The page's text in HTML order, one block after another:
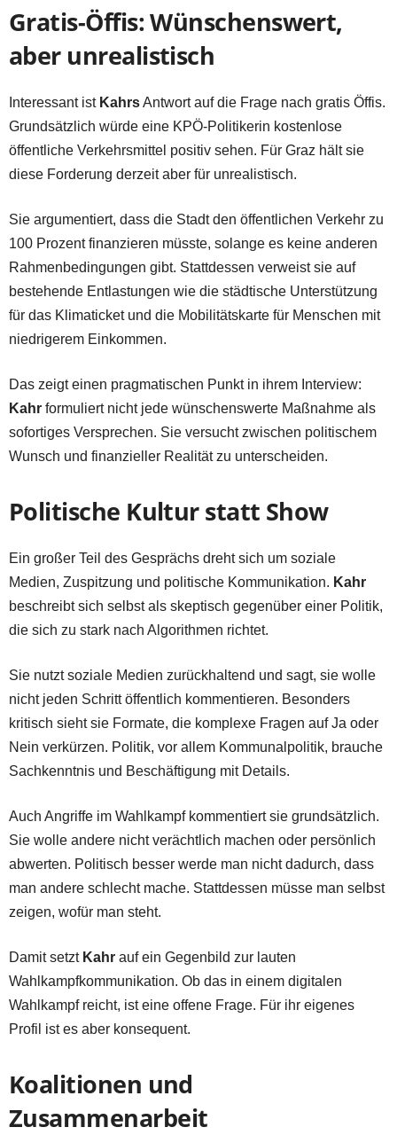
Gratis-Öffis: Wünschenswert,
aber unrealistisch
Interessant ist KahrsAntwort auf die Frage nach gratis Öffis.
Grundsätzlich würde eine KPÖ-Politikerin kostenlose
öffentliche Verkehrsmittel positiv sehen. Für Graz hält sie
diese Forderung derzeit aber für unrealistisch.
Sie argumentiert, dass die Stadt den öffentlichen Verkehr zu
100 Prozent finanzieren müsste, solange es keine anderen
Rahmenbedingungen gibt. Stattdessen verweist sie auf
bestehende Entlastungen wie die städtische Unterstützung
für das Klimaticket und die Mobilitätskarte für Menschen mit
niedrigerem Einkommen.
Das zeigt einen pragmatischen Punkt in ihrem Interview:
Kahr formuliert nicht jede wünschenswerte Maßnahme als
sofortiges Versprechen. Sie versucht zwischen politischem
Wunsch und finanzieller Realität zu unterscheiden.
Politische Kultur statt Show
Ein großer Teil des Gesprächs dreht sich um soziale
Medien, Zuspitzung und politische Kommunikation. Kahr
beschreibt sich selbst als skeptisch gegenüber einer Politik,
die sich zu stark nach Algorithmen richtet.
Sie nutzt soziale Medien zurückhaltend und sagt, sie wolle
nicht jeden Schritt öffentlich kommentieren. Besonders
kritisch sieht sie Formate, die komplexe Fragen auf Ja oder
Nein verkürzen. Politik, vor allem Kommunalpolitik, brauche
Sachkenntnis und Beschäftigung mit Details.
Auch Angriffe im Wahlkampf kommentiert sie grundsätzlich.
Sie wolle andere nicht verächtlich machen oder persönlich
abwerten. Politisch besser werde man nicht dadurch, dass
man andere schlecht mache. Stattdessen müsse man selbst
zeigen, wofür man steht.
Damit setzt Kahr auf ein Gegenbild zur lauten
Wahlkampfkommunikation. Ob das in einem digitalen
Wahlkampf reicht, ist eine offene Frage. Für ihr eigenes
Profil ist es aber konsequent.
Koalitionen und
Zusammenarbeit